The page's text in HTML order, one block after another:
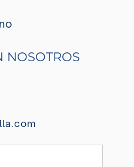
NOSOTROS